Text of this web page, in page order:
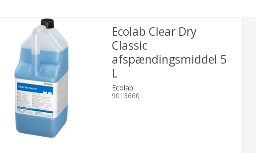
Ecolab Clear Dry
Classic
afspændingsmiddel 5
L
Ecolab
9013660